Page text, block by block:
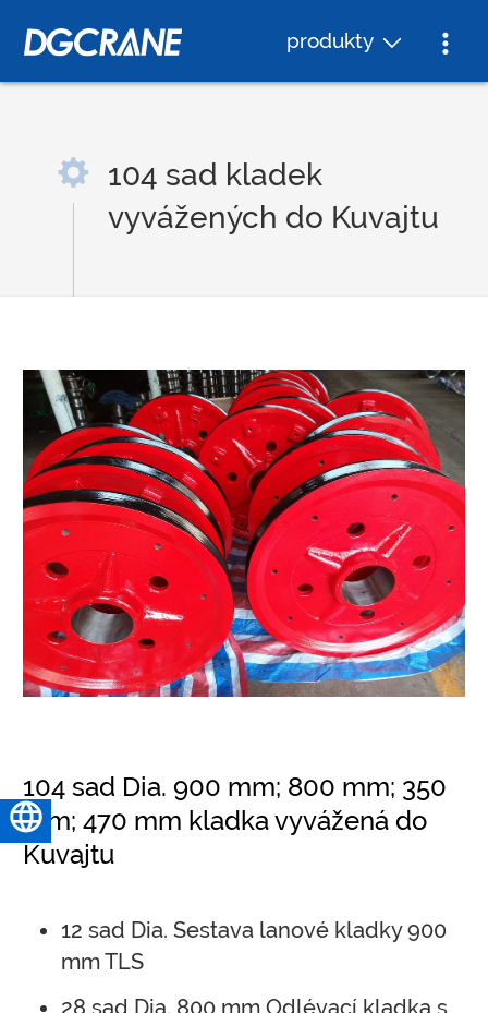
produkty
104 sad kladek
vyvážených do Kuvajtu
104 sad Dia. 900 mm; 800 mm; 350
mm; 470 mm kladka vyvážená do
Kuvajtu
12 sad Dia. Sestava lanové kladky 900
mm TLS
28 sad Dia. 800 mm Odlévací kladka s
Čeština